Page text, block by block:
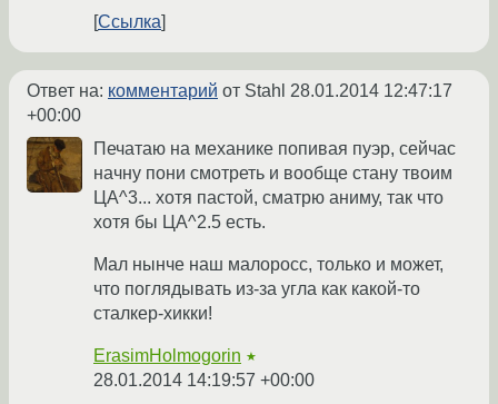
Ссылка
Ответ на: комментарий от Stahl 28.01.2014 12:47:17
+00:00
Печатаю на механике попивая пуэр, сейчас
начну пони смотреть и вообще стану твоим
ЦА^3... хотя пастой, сматрю аниму, так что
хотя бы ЦА^2.5 есть.
Мал нынче наш малоросс, только и может,
что поглядывать из-за угла как какой-то
сталкер-хикки!
ErasimHolmogorin ★
28.01.2014 14:19:57 +00:00